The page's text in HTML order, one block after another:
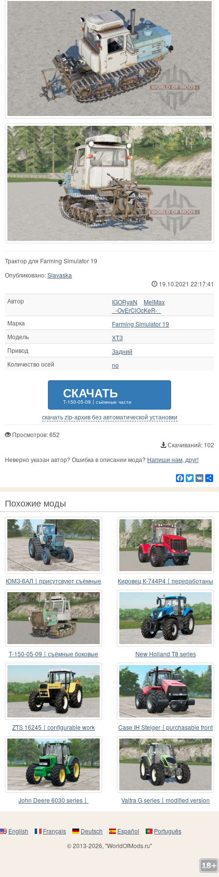
Трактор для Farming Simulator 19
Опубликовано:Slavaska
19.10.2021 22:17:41
Автор IGORyaN
MelMax
_-OvErClOcKeR-_
Марка
Farming Simulator 19
Модель
ХТЗ
Привод
Задний
Количество осей
no
СКАЧАТЬ
Т-150-05-09〡съёмные части
скачать zip-архив без автоматической установки
Просмотров: 652
Скачиваний: 102
Неверно указан автор? Ошибка в описании мода? Напиши нам, друг!
Facebook
Twitter
VK
Похожие моды
ЮМЗ-6АЛ〡присутсвуют съёмные
части
Кировец К-744Р4〡переработаны
анимационные части
Т-150-05-09〡съёмные боковые
листы капота
New Holland T8 serieѕ
ZTS 16245〡configurable work
lights
Case IH Steiger〡purchasable front
weight
John Deere 6030 series〡
Valtra G series〡modified version
English Français Deutsch Español
Português
© 2013-2026, "WorldOfMods.ru"